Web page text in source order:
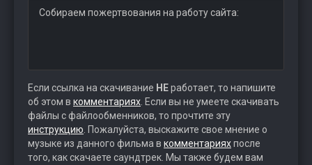
Собираем пожертвования на работу сайта:
Если ссылка на скачивание НЕработает, то напишите
об этом в комментариях . Если вы не умеете скачивать
файлы с файлообменников, то прочтите эту
инструкцию . Пожалуйста, выскажите свое мнение о
музыке из данного фильма в комментарияхпосле
того, как скачаете саундтрек. Мы также будем вам